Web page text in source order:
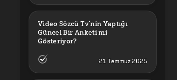
Video Sözcü Tv’nin Yaptığı
Güncel Bir Anketi mi
Gösteriyor?
21 Temmuz 2025